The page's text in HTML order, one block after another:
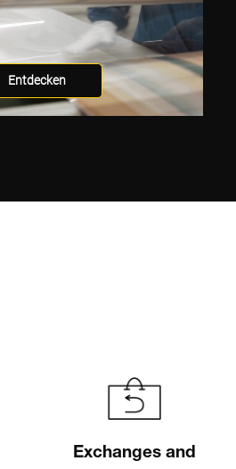
Entdecken
Exchanges and